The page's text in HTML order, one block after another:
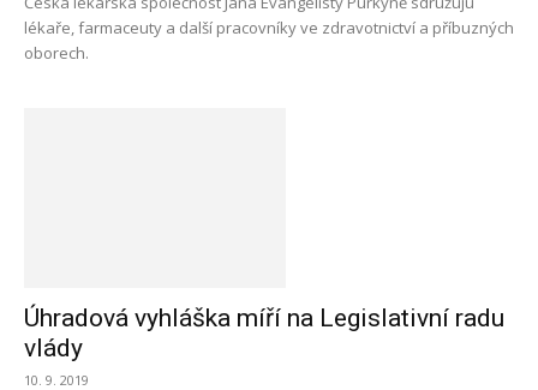
lékaře, farmaceuty a další pracovníky ve zdravotnictví a příbuzných
oborech.
Úhradová vyhláška míří na Legislativní radu
vlády
10. 9. 2019